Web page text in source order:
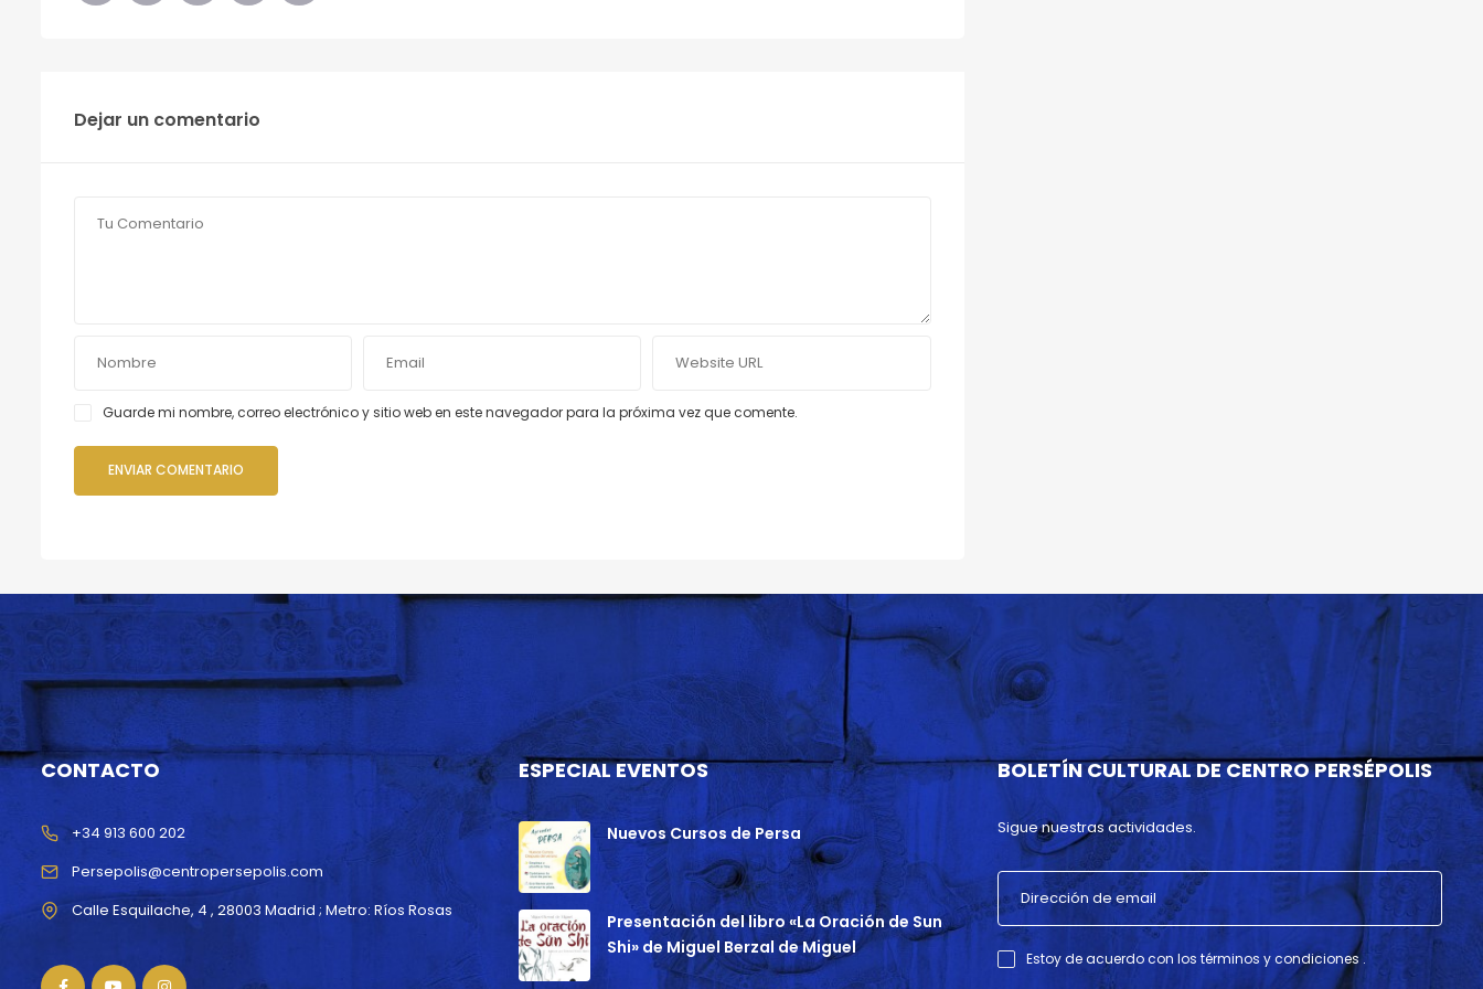
Dejar un comentario
Guarde mi nombre, correo electrónico y sitio web en este navegador para la próxima vez que comente.
CONTACTO
Persepolis@centropersepolis.com
+34 913 600 202
ESPECIAL EVENTOS
Nuevos Cursos de Persa
Presentación del libro «La Oración de Sun
Shi» de Miguel Berzal de Miguel
BOLETÍN CULTURAL DE CENTRO PERSÉPOLIS
Sigue nuestras actividades.
Estoy de acuerdo con los términos y condiciones .